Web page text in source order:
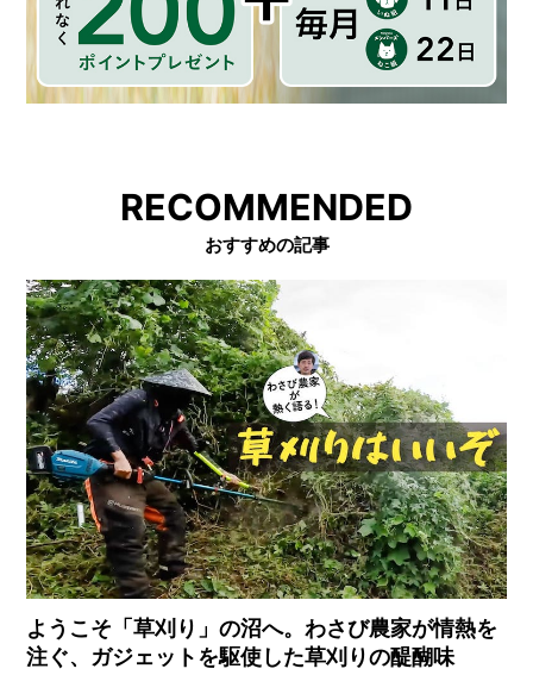
RECOMMENDED
おすすめの記事
ようこそ「草刈り」の沼へ。わさび農家が情熱を
注ぐ、ガジェットを駆使した草刈りの醍醐味